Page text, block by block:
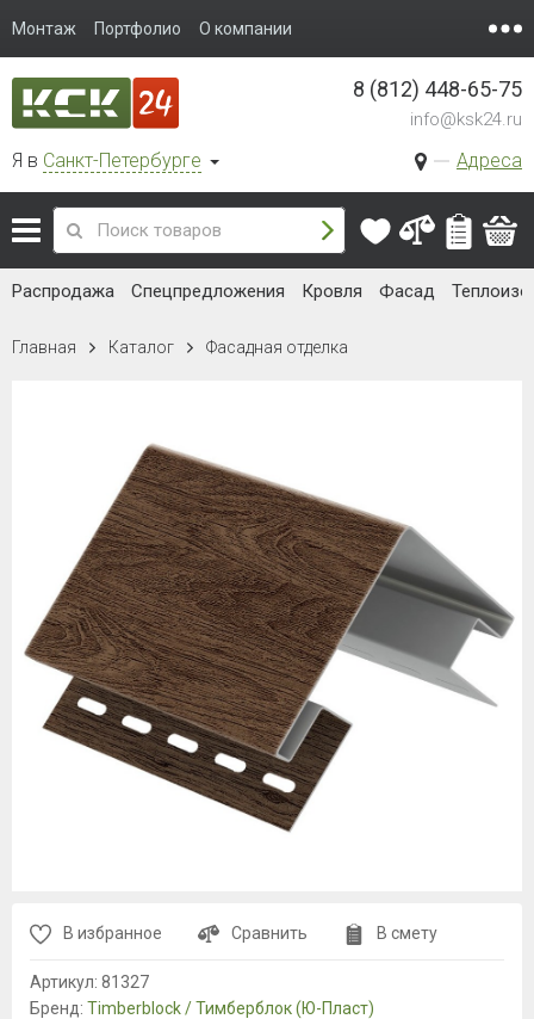
Монтаж Портфолио О компании
Я в Санкт-Петербурге Адреса
8 (812) 448-65-75
info@ksk24.ru
Распродажа Спецпредложения Кровля Фасад
Главная Каталог Фасадная отделка
В избранное Сравнить В смету
Артикул: 81327
Бренд: Timberblock / Тимберблок (Ю-Пласт)